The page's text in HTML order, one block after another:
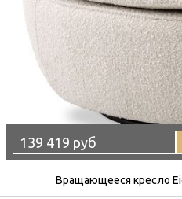
139 419 руб
Вращающееся кресло